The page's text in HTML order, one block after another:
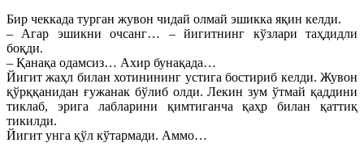
Бир чеккада турган жувон чидай олмай эшикка яқин келди.
– Агар эшикни очсанг… – йигитнинг кўзлари таҳдидли
боқди.
– Қанақа одамсиз… Ахир бунақада…
Йигит жаҳл билан хотинининг устига бостириб келди. Жувон
қўрққанидан ғужанак бўлиб олди. Лекин зум ўтмай қаддини
тиклаб, эрига лабларини қимтиганча қаҳр билан қаттиқ
тикилди.
Йигит унга қўл кўтармади. Аммо…